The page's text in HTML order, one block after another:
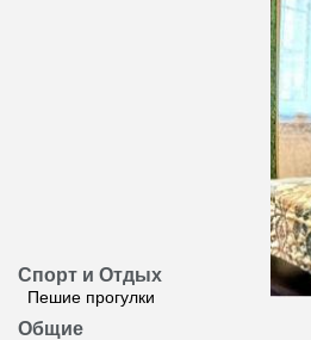
Спорт и Отдых
Пешие прогулки
Общие